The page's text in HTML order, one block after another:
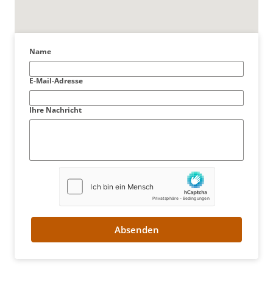
Name
E-Mail-Adresse
Ihre Nachricht
Absenden